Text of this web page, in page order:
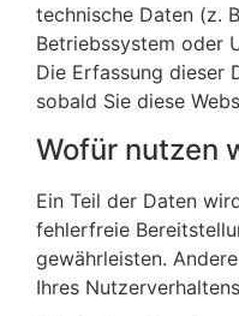
technische Daten (z.
Betriebssystem oder
Die Erfassung dieser
sobald Sie diese
Wofür nutzen
Ein Teil der Daten
fehlerfreie
gewährleisten.
Ihres